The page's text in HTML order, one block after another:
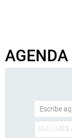
AGENDA